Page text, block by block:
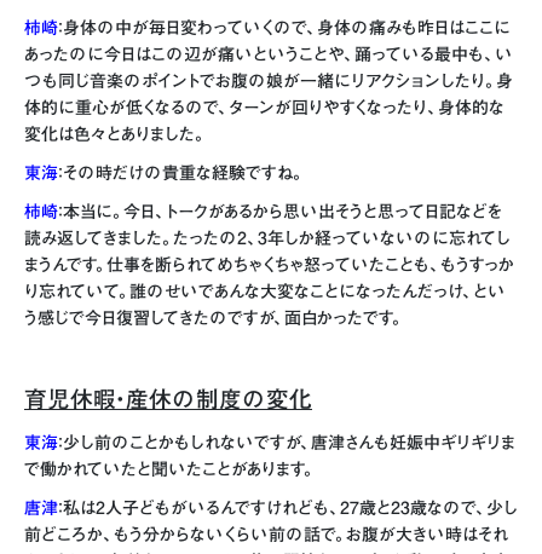
柿崎：身体の中が毎日変わっていくので、身体の痛みも昨日はここに
あったのに今日はこの辺が痛いということや、踊っている最中も、い
つも同じ音楽のポイントでお腹の娘が一緒にリアクションしたり。身
体的に重心が低くなるので、ターンが回りやすくなったり、身体的な
変化は色々とありました。
東海：その時だけの貴重な経験ですね。
柿崎：本当に。今日、トークがあるから思い出そうと思って日記などを
読み返してきました。たったの2、3年しか経っていないのに忘れてし
まうんです。仕事を断られてめちゃくちゃ怒っていたことも、もうすっか
り忘れていて。誰のせいであんな大変なことになったんだっけ、とい
う感じで今日復習してきたのですが、面白かったです。
育児休暇・産休の制度の変化
東海：少し前のことかもしれないですが、唐津さんも妊娠中ギリギリま
で働かれていたと聞いたことがあります。
唐津：私は2人子どもがいるんですけれども、27歳と23歳なので、少し
前どころか、もう分からないくらい前の話で。お腹が大きい時はそれ